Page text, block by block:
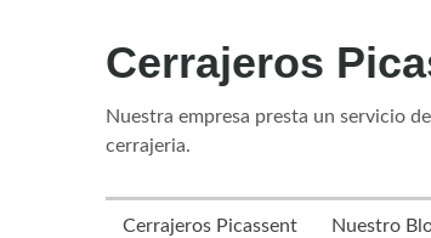
Cerrajeros
Nuestra empresa presta un servicio
cerrajeria.
Cerrajeros Picassent Nuestro